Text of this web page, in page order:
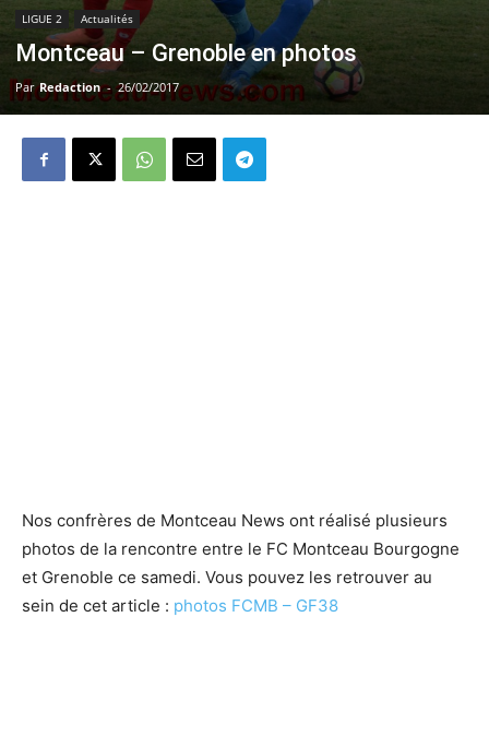
LIGUE 2 Actualités
Montceau – Grenoble en photos
Par Redaction - 26/02/2017
Nos confrères de Montceau News ont réalisé plusieurs
photos de la rencontre entre le FC Montceau Bourgogne
et Grenoble ce samedi. Vous pouvez les retrouver au
sein de cet article : photos FCMB – GF38